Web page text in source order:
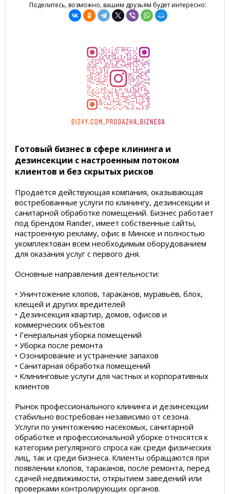
Поделитесь, возможно, вашим друзьям будет интересно:
Готовый бизнес в сфере клининга и
дезинсекции с настроенным потоком
клиентов и без скрытых рисков
Продаётся действующая компания, оказывающая
востребованные услуги по клинингу, дезинсекции и
санитарной обработке помещений. Бизнес работает
под брендом Rander, имеет собственные сайты,
настроенную рекламу, офис в Минске и полностью
укомплектован всем необходимым оборудованием
для оказания услуг с первого дня.
Основные направления деятельности:
• Уничтожение клопов, тараканов, муравьёв, блох,
клещей и других вредителей
• Дезинсекция квартир, домов, офисов и
коммерческих объектов
• Генеральная уборка помещений
• Уборка после ремонта
• Озонирование и устранение запахов
• Санитарная обработка помещений
• Клининговые услуги для частных и корпоративных
клиентов
Рынок профессионального клининга и дезинсекции
стабильно востребован независимо от сезона.
Услуги по уничтожению насекомых, санитарной
обработке и профессиональной уборке относятся к
категории регулярного спроса как среди физических
лиц, так и среди бизнеса. Клиенты обращаются при
появлении клопов, тараканов, после ремонта, перед
сдачей недвижимости, открытием заведений или
проверками контролирующих органов.